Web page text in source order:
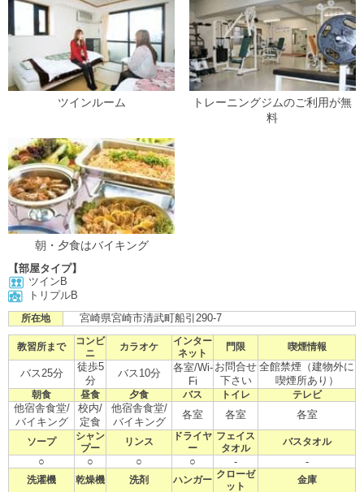
ツインルーム
トレーニングジムのご利用が無
料
朝・夕食はバイキング
【部屋タイプ】
ツインB
トリプルB
所在地 宮崎県宮崎市清武町船引290-7
教習所まで
コンビ
ニ
カラオケ
インター
ネット
門限 喫煙情報
バス25分
徒歩5
分
バス10分
各室/Wi-
Fi
お問合せ
下さい
全館禁煙（建物外に
喫煙所あり）
朝食 昼食 夕食 バス トイレ テレビ
他宿舎食堂/
バイキング
校内/
定食
他宿舎食堂/
バイキング
各室 各室 各室
ソープ
シャン
プー
リンス
ドライヤ
ー
フェイス
タオル
バスタオル
○ ○ ○ ○ - -
洗濯機 乾燥機 洗剤 ハンガー
クローゼ
ット
金庫